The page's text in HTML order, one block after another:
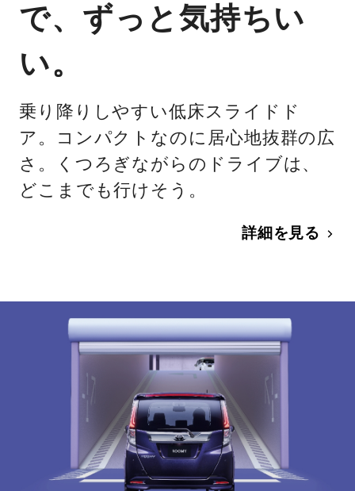
で、ずっと気持ちい
い。
乗り降りしやすい低床スライドド
ア。コンパクトなのに居心地抜群の広
さ。くつろぎながらのドライブは、
どこまでも行けそう。
詳細を見る